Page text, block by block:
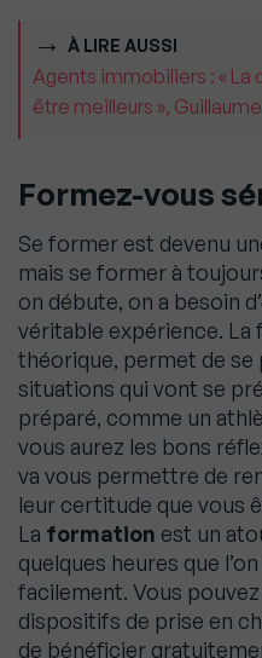
À LIRE AUSSI
Agents immobiliers : « La
être meilleurs »,
Formez-vous
Se former est devenu
mais se former à
on débute, on a besoin
véritable expérience. La
théorique, permet de
situations qui vont se
préparé, comme un
vous aurez les bons
va vous permettre de
leur certitude que vous
La formation est un
quelques heures que
facilement. Vous
dispositifs de prise en
de bénéficier